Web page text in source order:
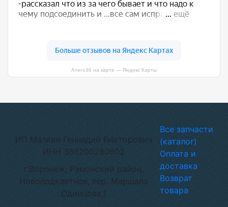
Атего36 на карте — Яндекс Карты
ИП Малкин Геннадий Викторович
ИНН 366200280602
г.Воронеж, Рамонский район,
Новоподклетное, пер. Маршала
Одинцова,1
Все запчасти
(каталог)
Оплата и
доставка
Возврат
товара